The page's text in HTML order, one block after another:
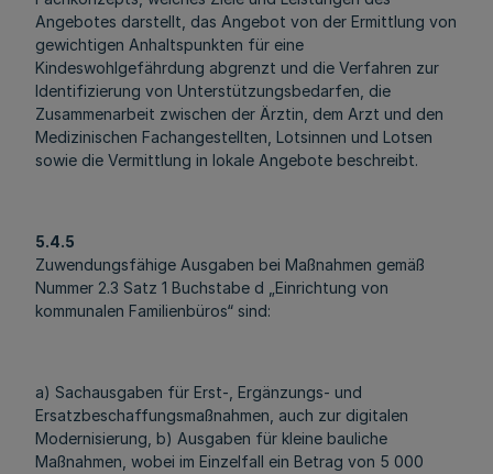
Angebotes darstellt, das Angebot von der Ermittlung von
gewichtigen Anhaltspunkten für eine
Kindeswohlgefährdung abgrenzt und die Verfahren zur
Identifizierung von Unterstützungsbedarfen, die
Zusammenarbeit zwischen der Ärztin, dem Arzt und den
Medizinischen Fachangestellten, Lotsinnen und Lotsen
sowie die Vermittlung in lokale Angebote beschreibt.
5.4.5
Zuwendungsfähige Ausgaben bei Maßnahmen gemäß
Nummer 2.3 Satz 1 Buchstabe d „Einrichtung von
kommunalen Familienbüros“ sind:
a) Sachausgaben für Erst-, Ergänzungs- und
Ersatzbeschaffungsmaßnahmen, auch zur digitalen
Modernisierung, b) Ausgaben für kleine bauliche
Maßnahmen, wobei im Einzelfall ein Betrag von 5 000